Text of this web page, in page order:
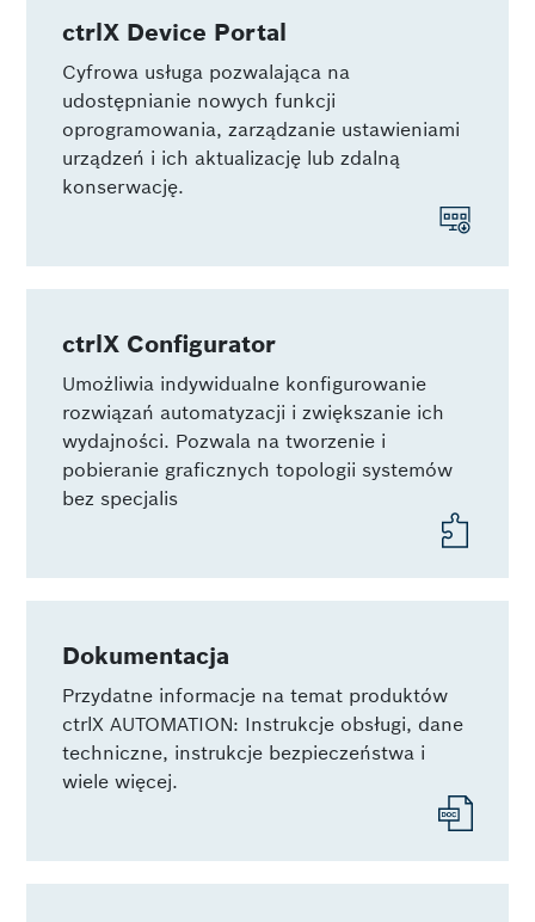
ctrlX Device Portal
Cyfrowa usługa pozwalająca na
udostępnianie nowych funkcji
oprogramowania, zarządzanie ustawieniami
urządzeń i ich aktualizację lub zdalną
konserwację.
ctrlX Configurator
Umożliwia indywidualne konfigurowanie
rozwiązań automatyzacji i zwiększanie ich
wydajności. Pozwala na tworzenie i
pobieranie graficznych topologii systemów
bez specjalis
Dokumentacja
Przydatne informacje na temat produktów
ctrlX AUTOMATION: Instrukcje obsługi, dane
techniczne, instrukcje bezpieczeństwa i
wiele więcej.